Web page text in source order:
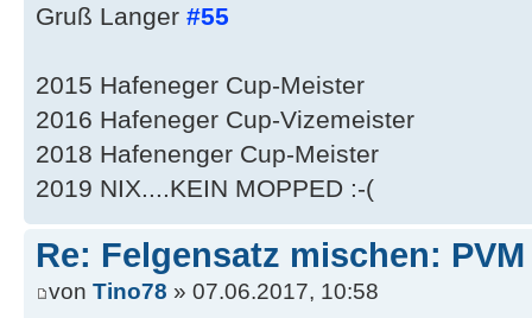
Gruß Langer #55
2015 Hafeneger Cup-Meister
2016 Hafeneger Cup-Vizemeister
2018 Hafenenger Cup-Meister
2019 NIX....KEIN MOPPED :-(
Re: Felgensatz mischen:
von Tino78 » 07.06.2017, 10:58